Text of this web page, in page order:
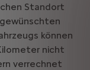
Standort
können
nicht
verrechnet